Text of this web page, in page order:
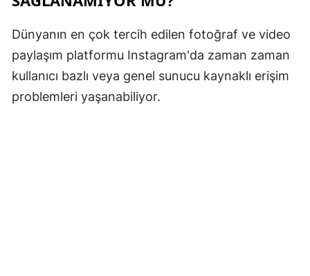
Dünyanın en çok tercih edilen fotoğraf ve video
paylaşım platformu Instagram'da zaman zaman
kullanıcı bazlı veya genel sunucu kaynaklı erişim
problemleri yaşanabiliyor.